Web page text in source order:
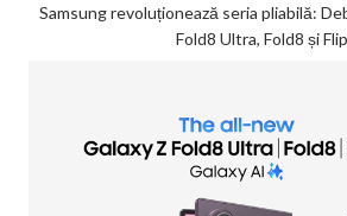
Samsung revoluționează seria pliabilă:
Fold8 Ultra, Fold8 și